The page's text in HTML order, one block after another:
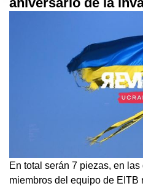
En total serán 7 piezas, en
miembros del equipo de